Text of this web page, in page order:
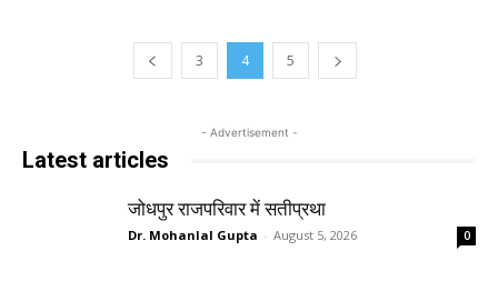
3 4 5
- Advertisement -
Latest articles
जोधपुर राजपरिवार में सतीप्रथा
Dr. Mohanlal Gupta - August 5, 2026 0